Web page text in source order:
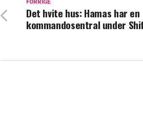
FORRIGE
Det hvite hus: Hamas har en
kommandosentral under